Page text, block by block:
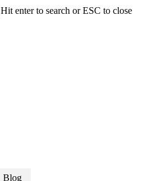
Hit enter to search or ESC to close
Blog